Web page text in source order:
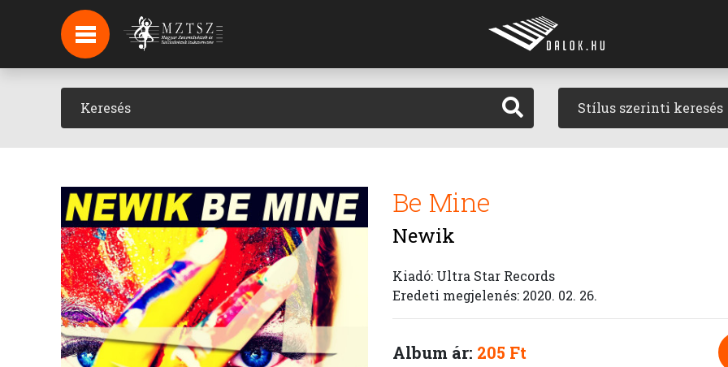
HÍREK
HÍRLEVÉL FELIRATKOZÁS
PODCAST Stílus szerinti keresés
Be Mine
Newik
Kiadó: Ultra Star Records
Eredeti megjelenés: 2020. 02. 26.
Album ár: 205 Ft